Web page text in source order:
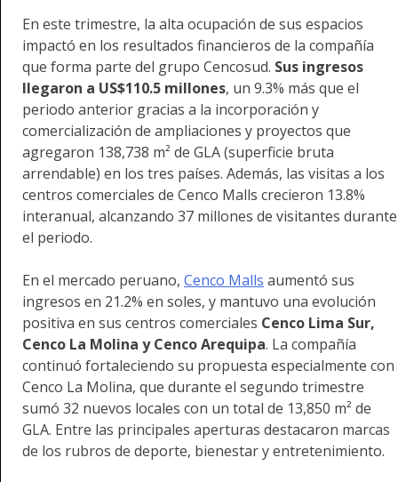
En este trimestre, la alta ocupación de sus espacios
impactó en los resultados financieros de la compañía
que forma parte del grupo Cencosud. Sus ingresos
llegaron a US$110.5 millones, un 9.3% más que el
periodo anterior gracias a la incorporación y
comercialización de ampliaciones y proyectos que
agregaron 138,738 m² de GLA (superficie bruta
arrendable) en los tres países. Además, las visitas a los
centros comerciales de Cenco Malls crecieron 13.8%
interanual, alcanzando 37 millones de visitantes durante
el periodo.
En el mercado peruano, Cenco Malls aumentó sus
ingresos en 21.2% en soles, y mantuvo una evolución
positiva en sus centros comerciales Cenco Lima Sur,
Cenco La Molina y Cenco Arequipa. La compañía
continuó fortaleciendo su propuesta especialmente con
Cenco La Molina, que durante el segundo trimestre
sumó 32 nuevos locales con un total de 13,850 m² de
GLA. Entre las principales aperturas destacaron marcas
de los rubros de deporte, bienestar y entretenimiento.